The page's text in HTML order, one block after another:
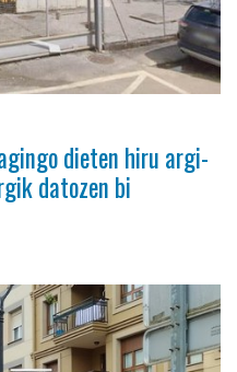
dieten hiru argi-
datozen bi